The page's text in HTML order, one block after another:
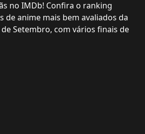
no IMDb! Confira o ranking
de anime mais bem avaliados da
Setembro, com vários finais de